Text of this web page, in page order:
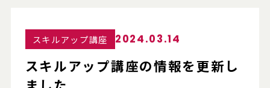
スキルアップ講座 2024.03.14
スキルアップ講座の情報を更新し